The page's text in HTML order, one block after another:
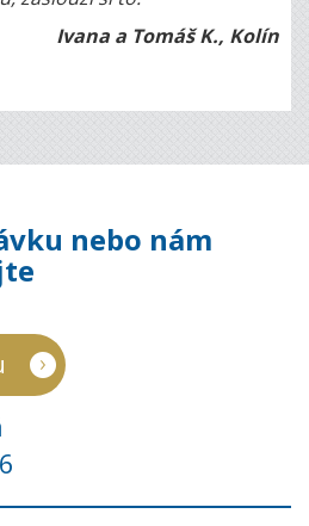
Ivana a Tomáš K., Kolín
nebo nám